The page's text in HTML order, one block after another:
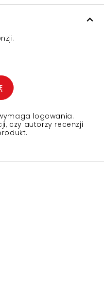
logowania.
czy autorzy recenzji